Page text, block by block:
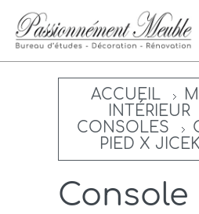
ACCUEIL
INTÉRIEUR
CONSOLES
PIED X
Console